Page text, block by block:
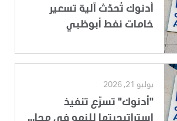
أدنوك تُحدّث آلية تسعير
خامات نفط أبوظبي
يوليو 21, 2026
"أدنوك" تسرِّع تنفيذ
استراتيجيتها للنمو في مجا...